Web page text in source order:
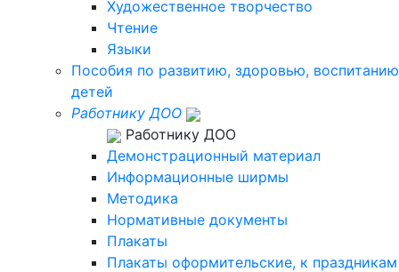
Художественное творчество
Чтение
Языки
Пособия по развитию, здоровью, воспитанию
детей
Работнику ДОО
Работнику ДОО
Демонстрационный материал
Информационные ширмы
Методика
Нормативные документы
Плакаты
Плакаты оформительские, к праздникам